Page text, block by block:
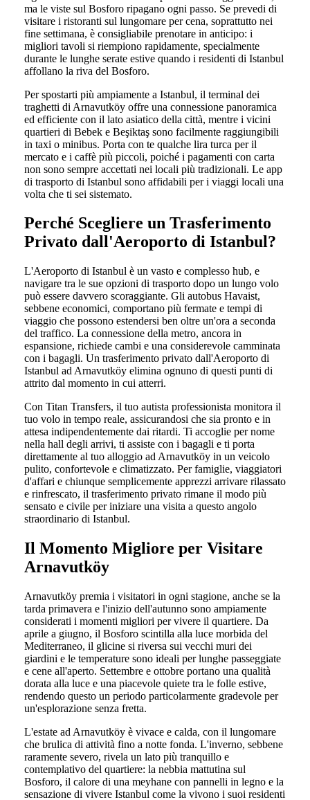
ma le viste sul Bosforo ripagano ogni passo. Se prevedi di
visitare i ristoranti sul lungomare per cena, soprattutto nei
fine settimana, è consigliabile prenotare in anticipo: i
migliori tavoli si riempiono rapidamente, specialmente
durante le lunghe serate estive quando i residenti di Istanbul
affollano la riva del Bosforo.
Per spostarti più ampiamente a Istanbul, il terminal dei
traghetti di Arnavutköy offre una connessione panoramica
ed efficiente con il lato asiatico della città, mentre i vicini
quartieri di Bebek e Beşiktaş sono facilmente raggiungibili
in taxi o minibus. Porta con te qualche lira turca per il
mercato e i caffè più piccoli, poiché i pagamenti con carta
non sono sempre accettati nei locali più tradizionali. Le app
di trasporto di Istanbul sono affidabili per i viaggi locali una
volta che ti sei sistemato.
Perché Scegliere un Trasferimento
Privato dall'Aeroporto di Istanbul?
L'Aeroporto di Istanbul è un vasto e complesso hub, e
navigare tra le sue opzioni di trasporto dopo un lungo volo
può essere davvero scoraggiante. Gli autobus Havaist,
sebbene economici, comportano più fermate e tempi di
viaggio che possono estendersi ben oltre un'ora a seconda
del traffico. La connessione della metro, ancora in
espansione, richiede cambi e una considerevole camminata
con i bagagli. Un trasferimento privato dall'Aeroporto di
Istanbul ad Arnavutköy elimina ognuno di questi punti di
attrito dal momento in cui atterri.
Con Titan Transfers, il tuo autista professionista monitora il
tuo volo in tempo reale, assicurandosi che sia pronto e in
attesa indipendentemente dai ritardi. Ti accoglie per nome
nella hall degli arrivi, ti assiste con i bagagli e ti porta
direttamente al tuo alloggio ad Arnavutköy in un veicolo
pulito, confortevole e climatizzato. Per famiglie, viaggiatori
d'affari e chiunque semplicemente apprezzi arrivare rilassato
e rinfrescato, il trasferimento privato rimane il modo più
sensato e civile per iniziare una visita a questo angolo
straordinario di Istanbul.
Il Momento Migliore per Visitare
Arnavutköy
Arnavutköy premia i visitatori in ogni stagione, anche se la
tarda primavera e l'inizio dell'autunno sono ampiamente
considerati i momenti migliori per vivere il quartiere. Da
aprile a giugno, il Bosforo scintilla alla luce morbida del
Mediterraneo, il glicine si riversa sui vecchi muri dei
giardini e le temperature sono ideali per lunghe passeggiate
e cene all'aperto. Settembre e ottobre portano una qualità
dorata alla luce e una piacevole quiete tra le folle estive,
rendendo questo un periodo particolarmente gradevole per
un'esplorazione senza fretta.
L'estate ad Arnavutköy è vivace e calda, con il lungomare
che brulica di attività fino a notte fonda. L'inverno, sebbene
raramente severo, rivela un lato più tranquillo e
contemplativo del quartiere: la nebbia mattutina sul
Bosforo, il calore di una meyhane con pannelli in legno e la
sensazione di vivere Istanbul come la vivono i suoi residenti